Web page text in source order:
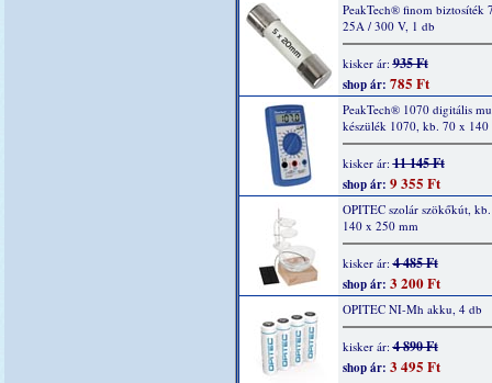
PeakTech® finom biztosíték
25A / 300 V, 1 db
kisker ár:935 Ft
shop ár: 785 Ft
PeakTech® 1070 digitális
készülék 1070, kb. 70 x
kisker ár:11 145 Ft
shop ár: 9 355 Ft
OPITEC szolár szökőkút,
140 x 250 mm
kisker ár:4 485 Ft
shop ár: 3 200 Ft
OPITEC NI-Mh akku, 4 db
kisker ár:4 890 Ft
shop ár: 3 495 Ft